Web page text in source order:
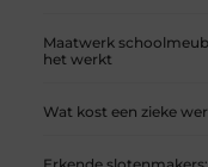
Maatwerk
het werkt
Wat kost een zieke